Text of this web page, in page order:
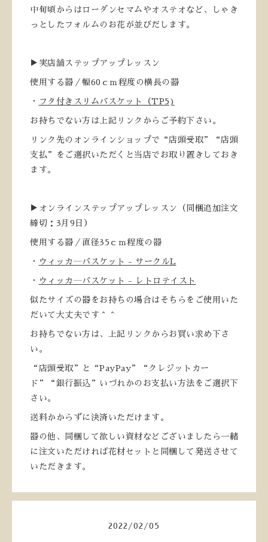
中旬頃からはローダンセマムやオステオなど、しゃき
っとしたフォルムのお花が並びだします。
▶実店舗ステップアップレッスン
使用する器／幅60ｃｍ程度の横長の器
・ フタ付きスリムバスケット（TP5)
お持ちでない方は上記リンクからご予約下さい。
リンク先のオンラインショップで“店頭受取”“店頭
支払”をご選択いただくと当店でお取り置きしておき
ます。
▶オンラインステップアップレッスン（同梱追加注文
締切：3月9日）
使用する器／直径35ｃｍ程度の器
・ ウィッカ―バスケット - サークルL
・ ウィッカ―バスケット - レトロテイスト
似たサイズの器をお持ちの場合はそちらをご使用いた
だいて大丈夫です＾＾
お持ちでない方は、上記リンクからお買い求め下さ
い。
“店頭受取”と“PayPay”“クレジットカー
ド”“銀行振込”いづれかのお支払い方法をご選択下
さい。
送料かからずに決済いただけます。
器の他、同梱して欲しい資材などございましたら一緒
に注文いただければ花材セットと同梱して発送させて
いただきます。
2022 /02 /05